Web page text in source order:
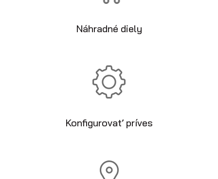
Náhradné diely
Konfigurovať príves